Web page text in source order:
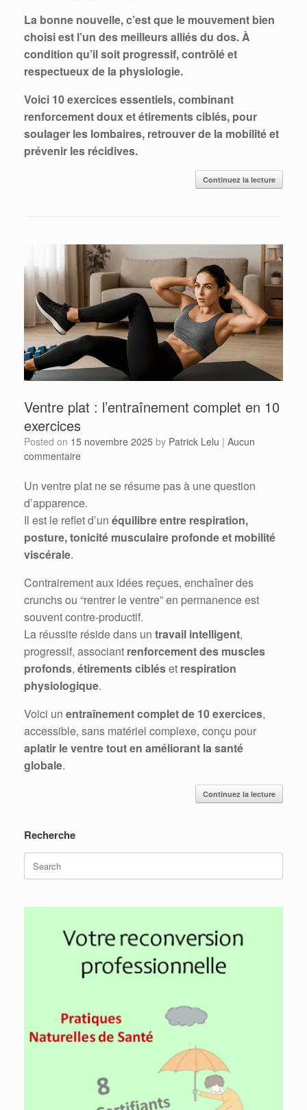
La bonne nouvelle, c’est que le mouvement bien
choisi est l’un des meilleurs alliés du dos. À
condition qu’il soit progressif, contrôlé et
respectueux de la physiologie.
Voici 10 exercices essentiels, combinant
renforcement doux et étirements ciblés, pour
soulager les lombaires, retrouver de la mobilité et
prévenir les récidives.
Continuez la lecture
Ventre plat : l’entraînement complet en 10
exercices
Posted on 15 novembre 2025 by Patrick Lelu | Aucun
commentaire
Un ventre plat ne se résume pas à une question
d’apparence.
Il est le reflet d’un équilibre entre respiration,
posture, tonicité musculaire profonde et mobilité
viscérale.
Contrairement aux idées reçues, enchaîner des
crunchs ou “rentrer le ventre” en permanence est
souvent contre-productif.
La réussite réside dans un travail intelligent,
progressif, associant renforcement des muscles
profonds, étirements cibléset respiration
physiologique.
Voici un entraînement complet de 10 exercices,
accessible, sans matériel complexe, conçu pour
aplatir le ventre tout en améliorant la santé
globale.
Continuez la lecture
Recherche
Search
for: